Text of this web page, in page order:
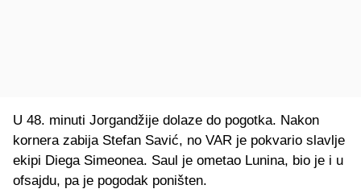
U 48. minuti Jorgandžije dolaze do pogotka. Nakon
kornera zabija Stefan Savić, no VAR je pokvario slavlje
ekipi Diega Simeonea. Saul je ometao Lunina, bio je i u
ofsajdu, pa je pogodak poništen.